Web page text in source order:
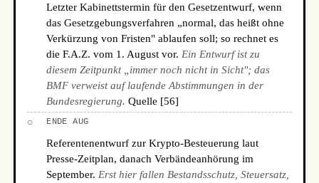
Letzter Kabinettstermin für den Gesetzentwurf, wenn
das Gesetzgebungsverfahren „normal, das heißt ohne
Verkürzung von Fristen" ablaufen soll; so rechnet es
die F.A.Z. vom 1. August vor. Ein Entwurf ist zu
diesem Zeitpunkt „immer noch nicht in Sicht"; das
BMF verweist auf laufende Abstimmungen in der
Bundesregierung. Quelle [56]
○ ENDE AUG
Referentenentwurf zur Krypto-Besteuerung laut
Presse-Zeitplan, danach Verbändeanhörung im
September. Erst hier fallen Bestandsschutz, Steuersatz,